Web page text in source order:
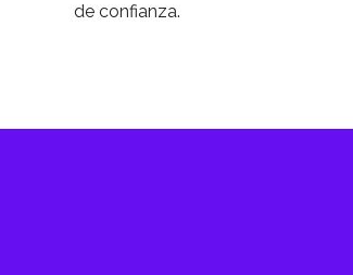
de confianza.